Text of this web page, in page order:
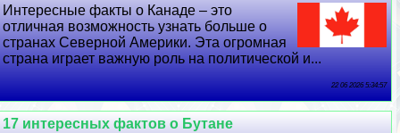
Интересные факты о Канаде – это
отличная возможность узнать больше о
странах Северной Америки. Эта огромная
страна играет важную роль на политической и...
22 06 2026 5:34:57
17 интересных фактов о Бутане